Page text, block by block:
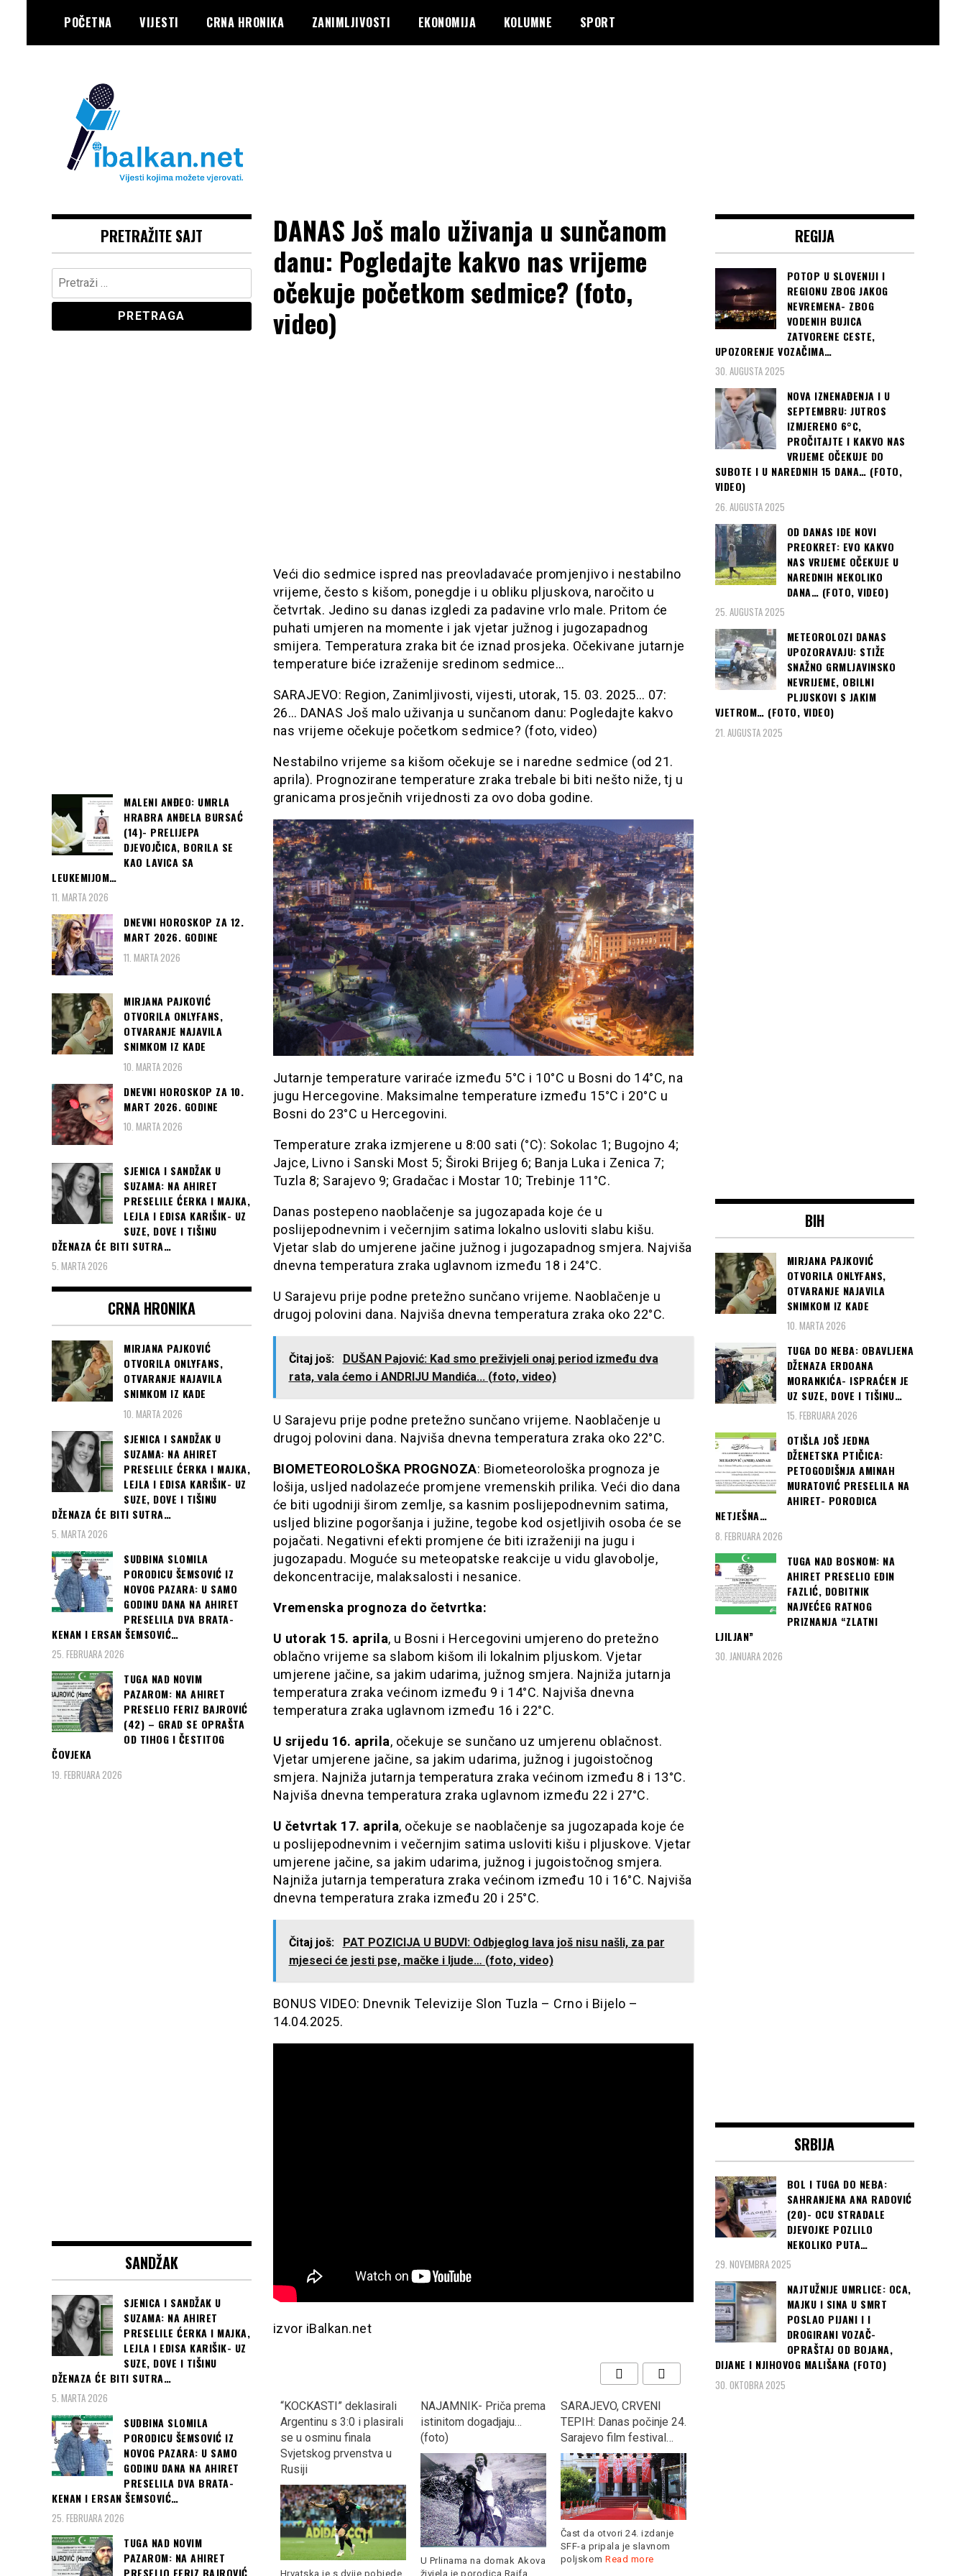
content
POČETNA VIJESTI CRNA HRONIKA ZANIMLJIVOSTI EKONOMIJA KOLUMNE SPORT
IBALKAN
DANAS Još malo uživanja u sunčanom
danu: Pogledajte kakvo nas vrijeme
očekuje početkom sedmice? (foto,
video)
Veći dio sedmice ispred nas preovladavaće promjenjivo i nestabilno
vrijeme, često s kišom, ponegdje i u obliku pljuskova, naročito u
četvrtak. Jedino su danas izgledi za padavine vrlo male. Pritom će
puhati umjeren na momente i jak vjetar južnog i jugozapadnog
smijera. Temperatura zraka bit će iznad prosjeka. Očekivane jutarnje
temperature biće izraženije sredinom sedmice…
SARAJEVO: Region, Zanimljivosti, vijesti, utorak, 15. 03. 2025… 07:
26… DANAS Još malo uživanja u sunčanom danu: Pogledajte kakvo
nas vrijeme očekuje početkom sedmice? (foto, video)
Nestabilno vrijeme sa kišom očekuje se i naredne sedmice (od 21.
aprila). Prognozirane temperature zraka trebale bi biti nešto niže, tj u
granicama prosječnih vrijednosti za ovo doba godine.
Jutarnje temperature variraće između 5°C i 10°C u Bosni do 14°C, na
jugu Hercegovine. Maksimalne temperature između 15°C i 20°C u
Bosni do 23°C u Hercegovini.
Temperature zraka izmjerene u 8:00 sati (°C): Sokolac 1; Bugojno 4;
Jajce, Livno i Sanski Most 5; Široki Brijeg 6; Banja Luka i Zenica 7;
Tuzla 8; Sarajevo 9; Gradačac i Mostar 10; Trebinje 11°C.
Danas postepeno naoblačenje sa jugozapada koje će u
poslijepodnevnim i večernjim satima lokalno usloviti slabu kišu.
Vjetar slab do umjerene jačine južnog i jugozapadnog smjera. Najviša
dnevna temperatura zraka uglavnom između 18 i 24°C.
U Sarajevu prije podne pretežno sunčano vrijeme. Naoblačenje u
drugoj polovini dana. Najviša dnevna temperatura zraka oko 22°C.
Čitaj još:
DUŠAN Pajović: Kad smo preživjeli onaj period između dva
rata, vala ćemo i ANDRIJU Mandića... (foto, video)
U Sarajevu prije podne pretežno sunčano vrijeme. Naoblačenje u
drugoj polovini dana. Najviša dnevna temperatura zraka oko 22°C.
BIOMETEOROLOŠKA PROGNOZA: Biometeorološka prognoza je
lošija, usljed nadolazeće promjene vremenskih prilika. Veći dio dana
će biti ugodniji širom zemlje, sa kasnim poslijepodnevnim satima,
usljed blizine pogoršanja i južine, tegobe kod osjetljivih osoba će se
pojačati. Negativni efekti promjene će biti izraženiji na jugu i
jugozapadu. Moguće su meteopatske reakcije u vidu glavobolje,
dekoncentracije, malaksalosti i nesanice.
Vremenska prognoza do četvrtka:
U utorak 15. aprila, u Bosni i Hercegovini umjereno do pretežno
oblačno vrijeme sa slabom kišom ili lokalnim pljuskom. Vjetar
umjerene jačine, sa jakim udarima, južnog smjera. Najniža jutarnja
temperatura zraka većinom između 9 i 14°C. Najviša dnevna
temperatura zraka uglavnom između 16 i 22°C.
U srijedu 16. aprila, očekuje se sunčano uz umjerenu oblačnost.
Vjetar umjerene jačine, sa jakim udarima, južnog i jugoistočnog
smjera. Najniža jutarnja temperatura zraka većinom između 8 i 13°C.
Najviša dnevna temperatura zraka uglavnom između 22 i 27°C.
U četvrtak 17. aprila, očekuje se naoblačenje sa jugozapada koje će
u poslijepodnevnim i večernjim satima usloviti kišu i pljuskove. Vjetar
umjerene jačine, sa jakim udarima, južnog i jugoistočnog smjera.
Najniža jutarnja temperatura zraka većinom između 10 i 16°C. Najviša
dnevna temperatura zraka između 20 i 25°C.
Čitaj još:
PAT POZICIJA U BUDVI: Odbjeglog lava još nisu našli, za par
mjeseci će jesti pse, mačke i ljude… (foto, video)
BONUS VIDEO: Dnevnik Televizije Slon Tuzla – Crno i Bijelo –
14.04.2025.
izvor iBalkan.net
SARAJEVO, CRVENI
TEPIH: Danas počinje 24.
Sarajevo film festival…
Čast da otvori 24. izdanje
SFF-a pripala je slavnom
Read more
GUČI: Na otvaranju
sabora, rekao ono u šta
ni sam ne vjeruje, “U
Prizrenu će se opet…”
„Srbija je u pregovorima
“KOCKASTI” deklasirali
Argentinu s 3:0 i plasirali
se u osminu finala
Svjetskog prvenstva u
Rusiji
Hrvatska je s dvije pobjede
NAJAMNIK- Priča prema
istinitom dogadjaju…
(foto)
U Prlinama na domak Akova
živjela je porodica Raifa
SARAJEVO, CRVENI
TEPIH: Danas počinje 24.
Sarajevo film festival…
Čast da otvori 24. izdanje
SFF-a pripala je slavnom
poljskom Read more
PRETRAŽITE SAJT
Pretraga:
MALENI ANĐEO: UMRLA
HRABRA ANĐELA BURSAĆ
(14)- PRELIJEPA
DJEVOJČICA, BORILA SE
KAO LAVICA SA
LEUKEMIJOM…
11. MARTA 2026
DNEVNI HOROSKOP ZA 12.
MART 2026. GODINE
11. MARTA 2026
MIRJANA PAJKOVIĆ
OTVORILA ONLYFANS,
OTVARANJE NAJAVILA
SNIMKOM IZ KADE
10. MARTA 2026
DNEVNI HOROSKOP ZA 10.
MART 2026. GODINE
10. MARTA 2026
SJENICA I SANDŽAK U
SUZAMA: NA AHIRET
PRESELILE ĆERKA I MAJKA,
LEJLA I EDISA KARIŠIK- UZ
SUZE, DOVE I TIŠINU
DŽENAZA ĆE BITI SUTRA…
5. MARTA 2026
CRNA HRONIKA
MIRJANA PAJKOVIĆ
OTVORILA ONLYFANS,
OTVARANJE NAJAVILA
SNIMKOM IZ KADE
10. MARTA 2026
SJENICA I SANDŽAK U
SUZAMA: NA AHIRET
PRESELILE ĆERKA I MAJKA,
LEJLA I EDISA KARIŠIK- UZ
SUZE, DOVE I TIŠINU
DŽENAZA ĆE BITI SUTRA…
5. MARTA 2026
SUDBINA SLOMILA
PORODICU ŠEMSOVIĆ IZ
NOVOG PAZARA: U SAMO
GODINU DANA NA AHIRET
PRESELILA DVA BRATA-
KENAN I ERSAN ŠEMSOVIĆ…
25. FEBRUARA 2026
TUGA NAD NOVIM
PAZAROM: NA AHIRET
PRESELIO FERIZ BAJROVIĆ
(42) – GRAD SE OPRAŠTA
OD TIHOG I ČESTITOG
ČOVJEKA
19. FEBRUARA 2026
SANDŽAK
SJENICA I SANDŽAK U
SUZAMA: NA AHIRET
PRESELILE ĆERKA I MAJKA,
LEJLA I EDISA KARIŠIK- UZ
SUZE, DOVE I TIŠINU
DŽENAZA ĆE BITI SUTRA…
5. MARTA 2026
SUDBINA SLOMILA
PORODICU ŠEMSOVIĆ IZ
NOVOG PAZARA: U SAMO
GODINU DANA NA AHIRET
PRESELILA DVA BRATA-
KENAN I ERSAN ŠEMSOVIĆ…
25. FEBRUARA 2026
TUGA NAD NOVIM
PAZAROM: NA AHIRET
REGIJA
POTOP U SLOVENIJI I
REGIONU ZBOG JAKOG
NEVREMENA- ZBOG
VODENIH BUJICA
ZATVORENE CESTE,
UPOZORENJE VOZAČIMA…
30. AUGUSTA 2025
NOVA IZNENAĐENJA I U
SEPTEMBRU: JUTROS
IZMJERENO 6°C,
PROČITAJTE I KAKVO NAS
VRIJEME OČEKUJE DO
SUBOTE I U NAREDNIH 15 DANA… (FOTO,
VIDEO)
26. AUGUSTA 2025
OD DANAS IDE NOVI
PREOKRET: EVO KAKVO
NAS VRIJEME OČEKUJE U
NAREDNIH NEKOLIKO
DANA… (FOTO, VIDEO)
25. AUGUSTA 2025
METEOROLOZI DANAS
UPOZORAVAJU: STIŽE
SNAŽNO GRMLJAVINSKO
NEVRIJEME, OBILNI
PLJUSKOVI S JAKIM
VJETROM… (FOTO, VIDEO)
21. AUGUSTA 2025
BIH
MIRJANA PAJKOVIĆ
OTVORILA ONLYFANS,
OTVARANJE NAJAVILA
SNIMKOM IZ KADE
10. MARTA 2026
TUGA DO NEBA: OBAVLJENA
DŽENAZA ERDOANA
MORANKIĆA- ISPRAĆEN JE
UZ SUZE, DOVE I TIŠINU…
15. FEBRUARA 2026
OTIŠLA JOŠ JEDNA
DŽENETSKA PTIČICA:
PETOGODIŠNJA AMINAH
MURATOVIĆ PRESELILA NA
AHIRET- PORODICA
NETJEŠNA…
8. FEBRUARA 2026
TUGA NAD BOSNOM: NA
AHIRET PRESELIO EDIN
FAZLIĆ, DOBITNIK
NAJVEĆEG RATNOG
PRIZNANJA “ZLATNI
LJILJAN”
30. JANUARA 2026
SRBIJA
BOL I TUGA DO NEBA:
SAHRANJENA ANA RADOVIĆ
(20)- OCU STRADALE
DJEVOJKE POZLILO
NEKOLIKO PUTA…
29. NOVEMBRA 2025
NAJTUŽNIJE UMRLICE: OCA,
MAJKU I SINA U SMRT
POSLAO PIJANI I I
DROGIRANI VOZAČ-
OPRAŠTAJ OD BOJANA,
DIJANE I NJIHOVOG MALIŠANA (FOTO)
30. OKTOBRA 2025